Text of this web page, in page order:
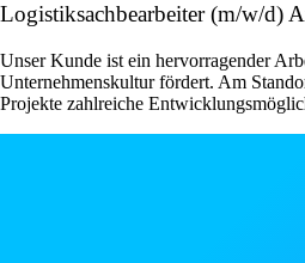
Logistiksachbearbeiter (m/w/d)
Unser Kunde ist ein hervorragender
Unternehmenskultur fördert. Am
Projekte zahlreiche